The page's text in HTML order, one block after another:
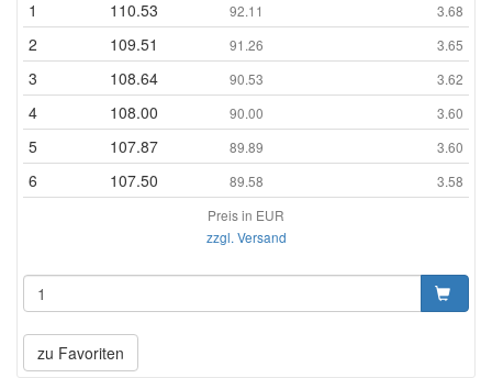
1 110.53 92.11 3.68
2 109.51 91.26 3.65
3 108.64 90.53 3.62
4 108.00 90.00 3.60
5 107.87 89.89 3.60
6 107.50 89.58
3.58
Preis in EUR
zzgl. Versand
zu Favoriten